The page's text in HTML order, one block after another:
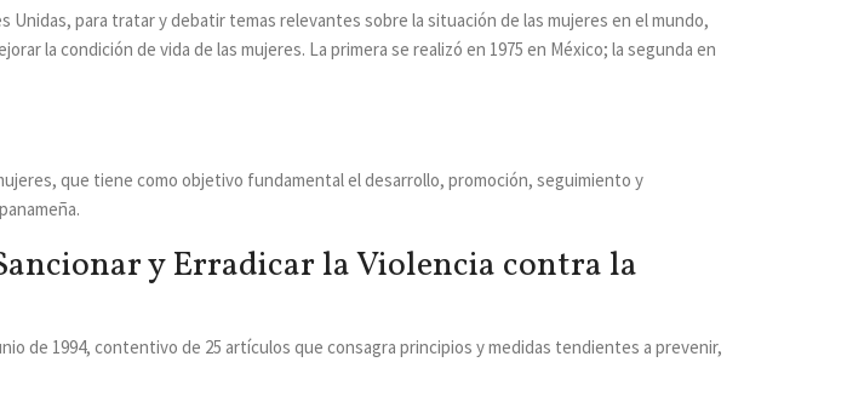
para tratar y debatir temas relevantes sobre la situación de las mujeres en el mundo,
la condición de vida de las mujeres. La primera se realizó en 1975 en México; la segunda en
que tiene como objetivo fundamental el desarrollo, promoción, seguimiento y
y Erradicar la Violencia contra la
de 1994, contentivo de 25 artículos que consagra principios y medidas tendientes a prevenir,